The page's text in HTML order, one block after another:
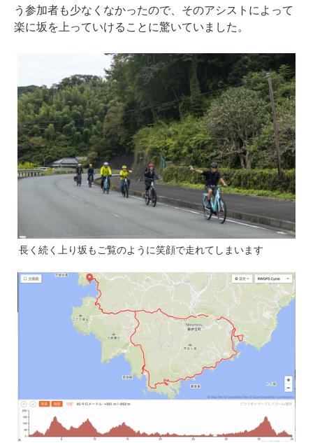
う参加者も少なくなかったので、そのアシストによって
楽に坂を上っていけることに驚いていました。
長く続く上り坂もご覧のように笑顔で走れてしまいます